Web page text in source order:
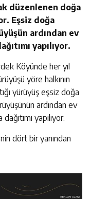
düzenlenen doğa
Eşsiz doğa
ardından ev
yapılıyor.
Köyünde her yıl
yöre halkının
yürüyüş eşsiz doğa
ardından ev
yapılıyor.
dört bir yanından